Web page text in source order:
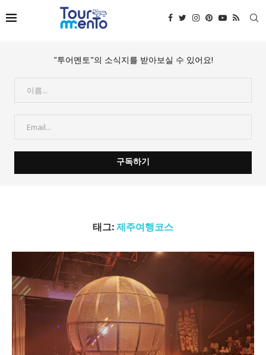
"투어멘토"의 소식지를 받아보실 수 있어요!
태그: 제주여행코스